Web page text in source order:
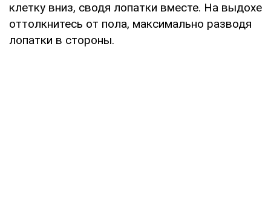
клетку вниз, сводя лопатки вместе. На выдохе
оттолкнитесь от пола, максимально разводя
лопатки в стороны.